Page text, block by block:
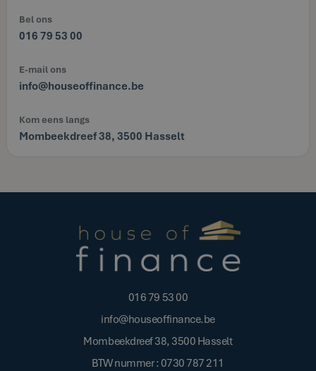
Bel ons
016 79 53 00
E-mail ons
info@houseoffinance.be
Kom eens langs
Mombeekdreef 38, 3500 Hasselt
016 79 53 00
info@houseoffinance.be
Mombeekdreef 38, 3500 Hasselt
BTW nummer : 0730 787 211